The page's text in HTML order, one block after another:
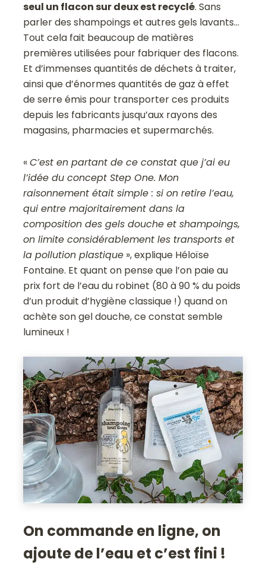
seul un flacon sur deux est recyclé. Sans
parler des shampoings et autres gels lavants…
Tout cela fait beaucoup de matières
premières utilisées pour fabriquer des flacons.
Et d’immenses quantités de déchets à traiter,
ainsi que d’énormes quantités de gaz à effet
de serre émis pour transporter ces produits
depuis les fabricants jusqu’aux rayons des
magasins, pharmacies et supermarchés.
«C’est en partant de ce constat que j’ai eu
l’idée du concept Step One. Mon
raisonnement était simple : si on retire l’eau,
qui entre majoritairement dans la
composition des gels douche et shampoings,
on limite considérablement les transports et
la pollution plastique », explique Héloïse
Fontaine. Et quant on pense que l’on paie au
prix fort de l’eau du robinet (80 à 90 % du poids
d’un produit d’hygiène classique !) quand on
achète son gel douche, ce constat semble
lumineux !
On commande en ligne, on
ajoute de l’eau et c’est fini !